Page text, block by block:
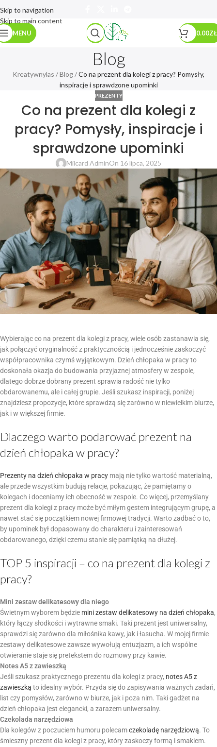
Skip to navigation
Skip to main content
MENU 0.00ZŁ
Blog
Kreatywnylas /Blog/Co na prezent dla kolegi z pracy? Pomysły,
inspiracje i sprawdzone upominki
PREZENTY
Co na prezent dla kolegi z
pracy? Pomysły, inspiracje i
sprawdzone upominki
Milcard AdminOn 16 lipca, 2025
Wybierając co na prezent dla kolegi z pracy, wiele osób zastanawia się,
jak połączyć oryginalność z praktycznością i jednocześnie zaskoczyć
współpracownika czymś wyjątkowym. Dzień chłopaka w pracy to
doskonała okazja do budowania przyjaznej atmosfery w zespole,
dlatego dobrze dobrany prezent sprawia radość nie tylko
obdarowanemu, ale i całej grupie. Jeśli szukasz inspiracji, poniżej
znajdziesz propozycje, które sprawdzą się zarówno w niewielkim biurze,
jak i w większej firmie.
Dlaczego warto podarować prezent na
dzień chłopaka w pracy?
Prezenty na dzień chłopaka w pracy mają nie tylko wartość materialną,
ale przede wszystkim budują relacje, pokazując, że pamiętamy o
kolegach i doceniamy ich obecność w zespole. Co więcej, przemyślany
prezent dla kolegi z pracy może być miłym gestem integrującym grupę, a
nawet stać się początkiem nowej firmowej tradycji. Warto zadbać o to,
by upominek był dopasowany do charakteru i zainteresowań
obdarowanego, dzięki czemu stanie się pamiątką na dłużej.
TOP 5 inspiracji – co na prezent dla kolegi z
pracy?
Mini zestaw delikatesowy dla niego
Świetnym wyborem będzie mini zestaw delikatesowy na dzień chłopaka,
który łączy słodkości i wytrawne smaki. Taki prezent jest uniwersalny,
sprawdzi się zarówno dla miłośnika kawy, jak i łasucha. W mojej firmie
zestawy delikatesowe zawsze wywołują entuzjazm, a ich wspólne
otwieranie staje się pretekstem do rozmowy przy kawie.
Notes A5 z zawieszką
Jeśli szukasz praktycznego prezentu dla kolegi z pracy, notes A5 z
zawieszką to idealny wybór. Przyda się do zapisywania ważnych zadań,
list czy pomysłów, zarówno w biurze, jak i poza nim. Taki gadżet na
dzień chłopaka jest elegancki, a zarazem uniwersalny.
Czekolada narzędziowa
Dla kolegów z poczuciem humoru polecamczekoladę narzędziową. To
śmieszny prezent dla kolegi z pracy, który zaskoczy formą i smakiem.